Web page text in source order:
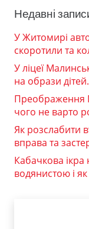
Недавні
У Житомирі
скоротили та
У ліцеї
на образи
Преображення
чого не варто
Як розслабити
вправа та
Кабачкова
водянистою і